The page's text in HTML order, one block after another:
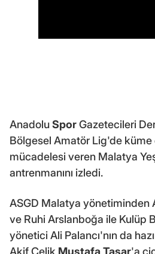
AnadoluSporGazetecileri
Bölgesel Amatör Lig'de
mücadelesi veren Malatya
antrenmanını izledi.
ASGD Malatya yönetiminden
ve Ruhi Arslanboğa ile Kulüp
yönetici Ali Palancı'nın da
Akif Çelik Mustafa Taşar'a